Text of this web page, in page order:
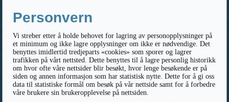
Personvern
Vi streber etter å holde behovet for lagring av personopplysninger på
et minimum og ikke lagre opplysninger om ikke er nødvendige. Det
benyttes imidlertid tredjeparts «cookies» som sporer og lagrer
trafikken på vårt nettsted. Dette benyttes til å lagre personlig historikk
om hvor ofte våre nettsider blir besøkt, hvor lenge besøkende er på
siden og annen informasjon som har statistisk nytte. Dette for å gi oss
data til statistiske formål om besøk på vår nettside samt for å forbedre
våre brukere sin brukeropplevelse på nettsiden.